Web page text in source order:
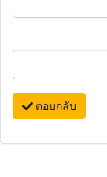
ตอบกลับ